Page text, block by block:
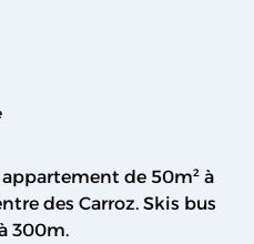
de 50m² à
des Carroz. Skis bus
300m.